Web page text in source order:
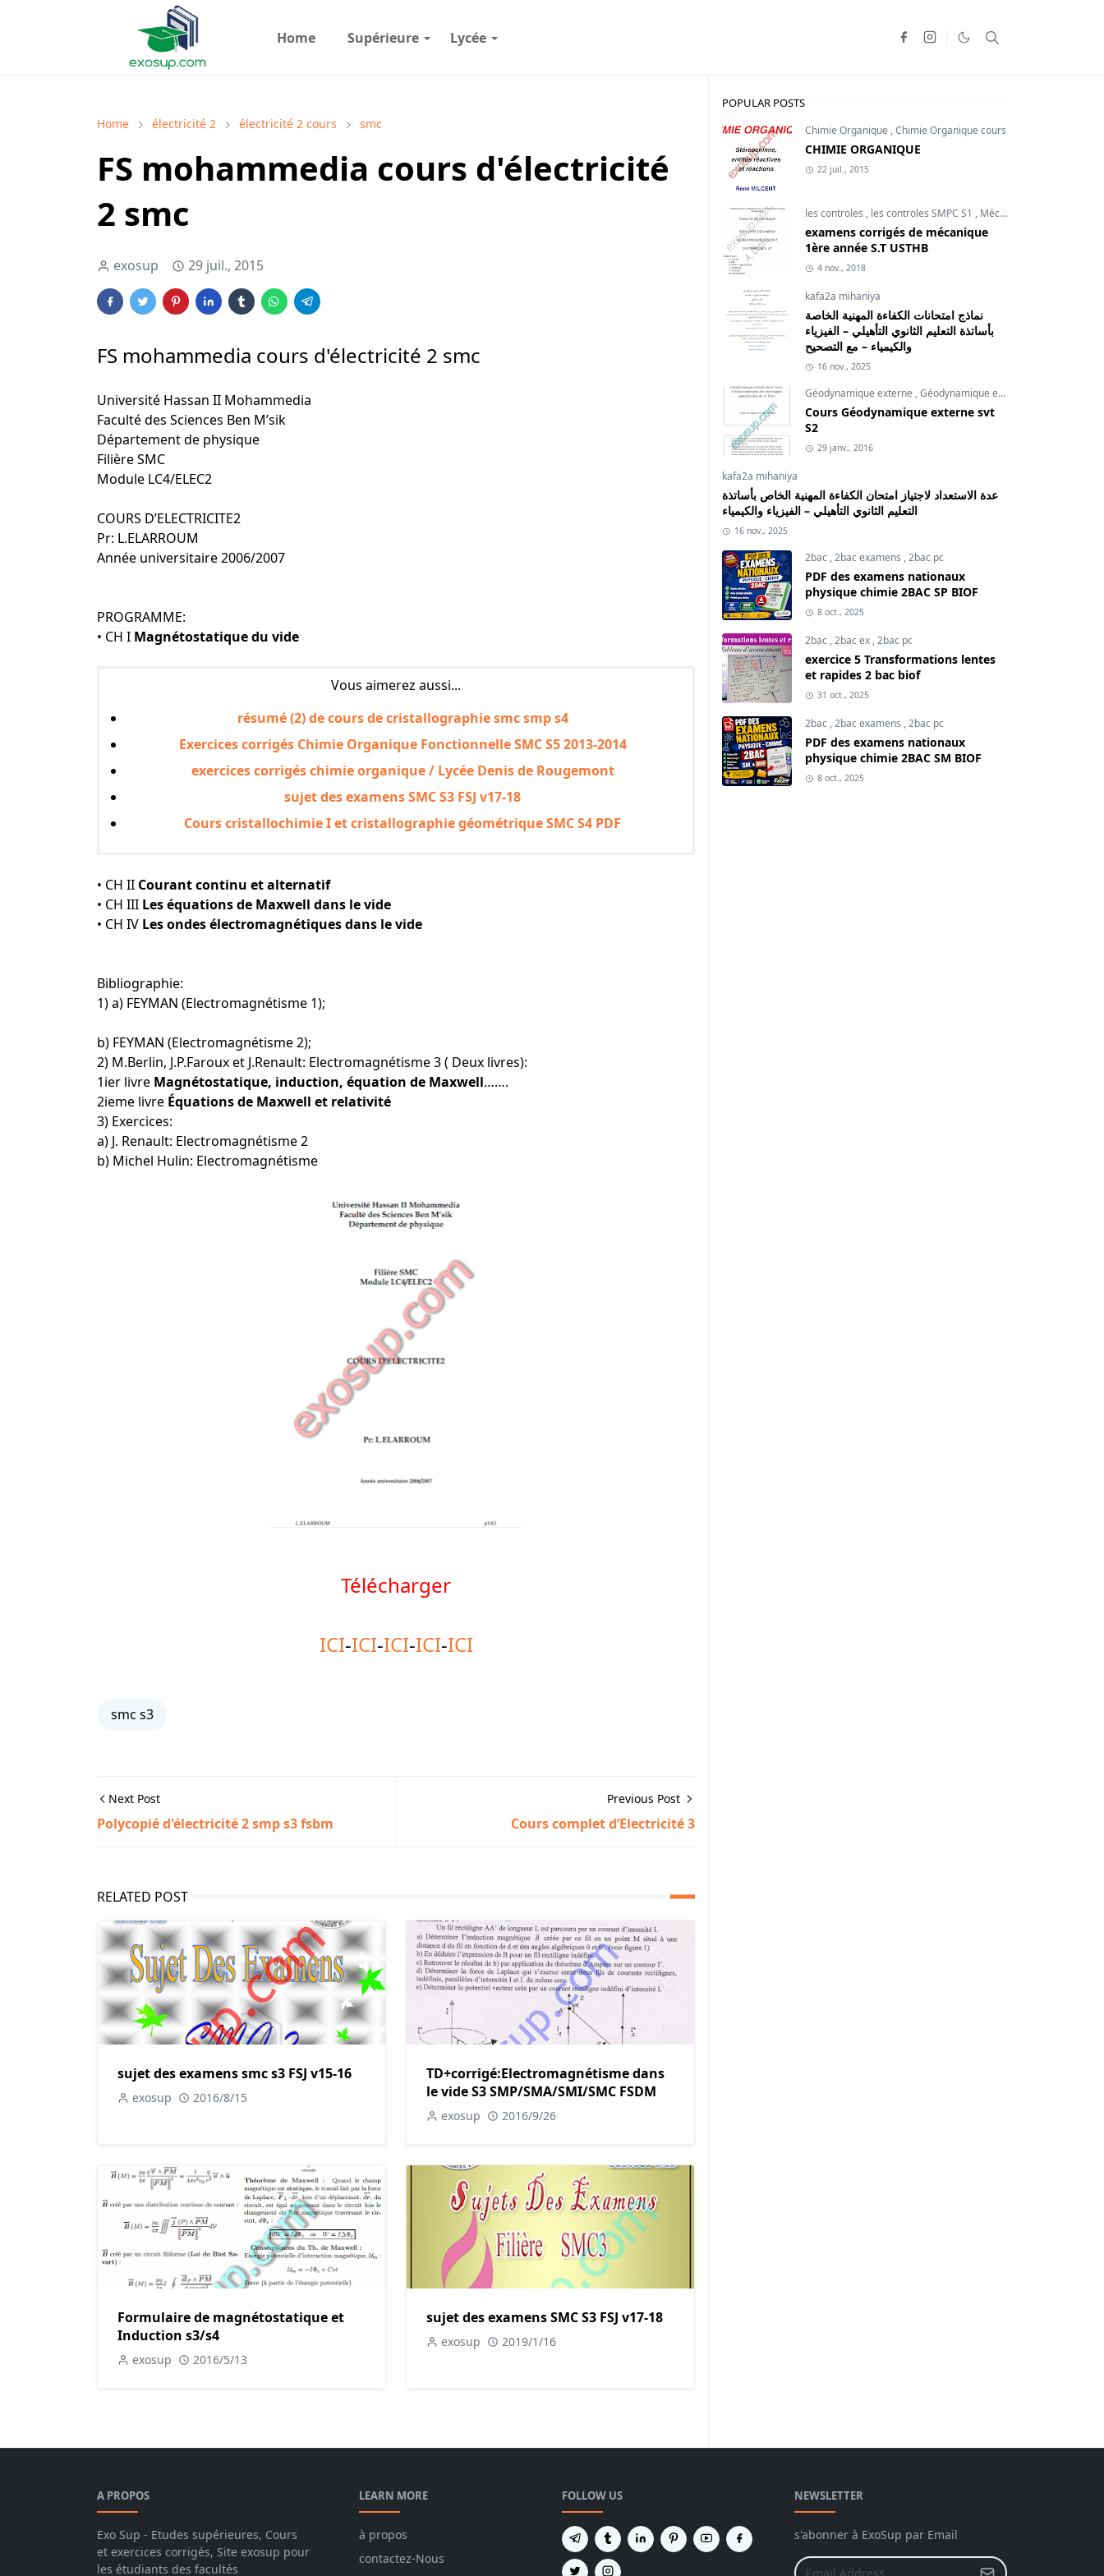
Home Supérieure Lycée
Home électricité 2 électricité 2 cours smc
FS mohammedia cours d'électricité
2 smc
exosup 29 juil., 2015
FS mohammedia cours d'électricité 2 smc
Université Hassan II Mohammedia
Faculté des Sciences Ben M’sik
Département de physique
Filière SMC
Module LC4/ELEC2
COURS D’ELECTRICITE2
Pr: L.ELARROUM
Année universitaire 2006/2007
PROGRAMME:
• CH I Magnétostatique du vide
Vous aimerez aussi...
résumé (2) de cours de cristallographie smc smp s4
Exercices corrigés Chimie Organique Fonctionnelle SMC S5 2013-2014
exercices corrigés chimie organique / Lycée Denis de Rougemont
sujet des examens SMC S3 FSJ v17-18
Cours cristallochimie I et cristallographie géométrique SMC S4 PDF
• CH II Courant continu et alternatif
• CH III Les équations de Maxwell dans le vide
• CH IV Les ondes électromagnétiques dans le vide
Bibliographie:
1) a) FEYMAN (Electromagnétisme 1);
b) FEYMAN (Electromagnétisme 2);
2) M.Berlin, J.P.Faroux et J.Renault: Electromagnétisme 3 ( Deux livres):
1ier livre Magnétostatique, induction, équation de Maxwell…….
2ieme livre Équations de Maxwell et relativité
3) Exercices:
a) J. Renault: Electromagnétisme 2
b) Michel Hulin: Electromagnétisme
Télécharger
ICI-ICI-ICI-ICI-ICI
smc s3
Next Post
Polycopié d'électricité 2 smp s3 fsbm
Previous Post
Cours complet d’Electricité 3
RELATED POST
sujet des examens smc s3 FSJ v15-16
exosup 2016/8/15
TD+corrigé:Electromagnétisme dans
le vide S3 SMP/SMA/SMI/SMC FSDM
exosup 2016/9/26
Formulaire de magnétostatique et
Induction s3/s4
exosup 2016/5/13
sujet des examens SMC S3 FSJ v17-18
exosup 2019/1/16
POPULAR POSTS
Chimie Organique ,Chimie Organique cours
CHIMIE ORGANIQUE
22 juil., 2015
les controles , les controles SMPC S1 , Mécanique du point
examens corrigés de mécanique
1ère année S.T USTHB
4 nov., 2018
kafa2a mihaniya
نماذج امتحانات الكفاءة المهنية الخاصة
بأساتذة التعليم الثانوي التأهيلي – الفيزياء
والكيمياء – مع التصحيح
16 nov., 2025
Géodynamique externe ,Géodynamique externe cours
Cours Géodynamique externe svt
S2
29 janv., 2016
kafa2a mihaniya
عدة الاستعداد لاجتياز امتحان الكفاءة المهنية الخاص بأساتذة
التعليم الثانوي التأهيلي – الفيزياء والكيمياء
16 nov., 2025
2bac,2bac examens ,2bac pc
PDF des examens nationaux
physique chimie 2BAC SP BIOF
8 oct., 2025
2bac,2bac ex,2bac pc
exercice 5 Transformations lentes
et rapides 2 bac biof
31 oct., 2025
2bac,2bac examens ,2bac pc
PDF des examens nationaux
physique chimie 2BAC SM BIOF
8 oct., 2025
A PROPOS
Exo Sup - Etudes supérieures, Cours
et exercices corrigés, Site exosup pour
les étudiants des facultés
LEARN MORE
à propos
contactez-Nous
FOLLOW US NEWSLETTER
s'abonner à ExoSup par Email